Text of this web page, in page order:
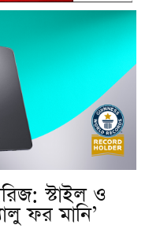
স্টাইল ও
ফর মানি’